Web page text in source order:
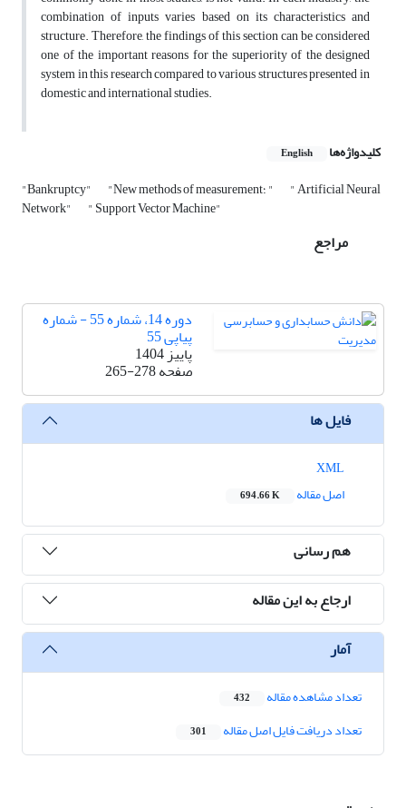
combination of inputs varies based on its characteristics and
structure. Therefore, the findings of this section can be considered
one of the important reasons for the superiority of the designed
system in this research compared to various structures presented in
domestic and international studies.
کلیدواژه‌ها English
"Bankruptcy" "New methods of measurement؛ " " Artificial Neural
Network" " Support Vector Machine"
مراجع
دوره 14، شماره 55 - شماره
پیاپی 55
پاییز 1404
صفحه265-278
فایل ها
اصل مقاله
694.66 K
هم رسانی
ارجاع به این مقاله
آمار
تعداد مشاهده مقاله 432
تعداد دریافت فایل اصل مقاله 301